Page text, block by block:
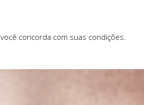
concorda com suas condições.